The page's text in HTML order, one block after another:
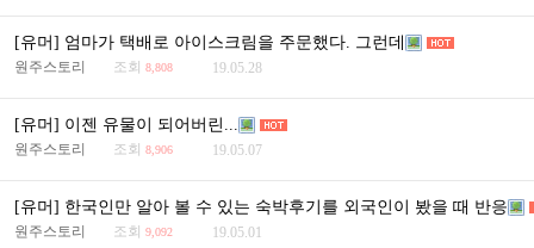
[유머] 엄마가 택배로 아이스크림을 주문했다. 그런데
원주스토리 조회 8,808 19.05.28
[유머] 이젠 유물이 되어버린...
원주스토리 조회 8,906 19.05.07
[유머] 한국인만 알아 볼 수 있는 숙박후기를 외국인이 봤을 때 반응
원주스토리 조회 9,092 19.05.01